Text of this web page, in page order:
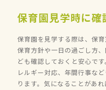
保育園見学時に確
保育園を見学する際は、保
保育方針や一日の過ごし方
ども確認しておくと安心で
レルギー対応、年間行事な
ります。気になることがあ